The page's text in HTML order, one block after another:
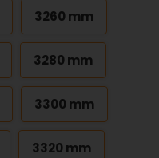
3260 mm
3280 mm
3300 mm
3320 mm